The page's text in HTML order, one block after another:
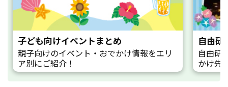
子ども向けイベントまとめ
親子向けのイベント・おでかけ情報をエリ
ア別にご紹介！
自由研
自由研
かけ先